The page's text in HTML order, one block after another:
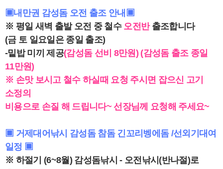
▣내만권 감성돔 오전 출조 안내▣
※ 평일 새벽 출발 오전 중 철수 오전반 출조합니다
(금 토 일요일은 종일 출조)
-밑밥 미끼 제공(감성돔 선비 8만원) (감성돔 출조 종일
11만원)
※ 손맛 보시고 철수 하실때 요청 주시면 잡으신 고기
소정의
비용으로 손질 해 드립니다~ 선장님께 요청해 주세요~
▣ 거제대어낚시 감성돔 참돔 긴꼬리벵에돔 /선외기대여
일정 ▣
※ 하절기 (6~8월) 감성돔낚시 - 오전낚시(반나절)로